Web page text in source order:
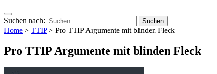
Suchen nach:
Home > TTIP> Pro TTIP Argumente mit blinden Fleck
Pro TTIP Argumente mit blinden Fleck